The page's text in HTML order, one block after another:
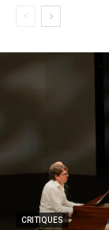
CRITIQUES